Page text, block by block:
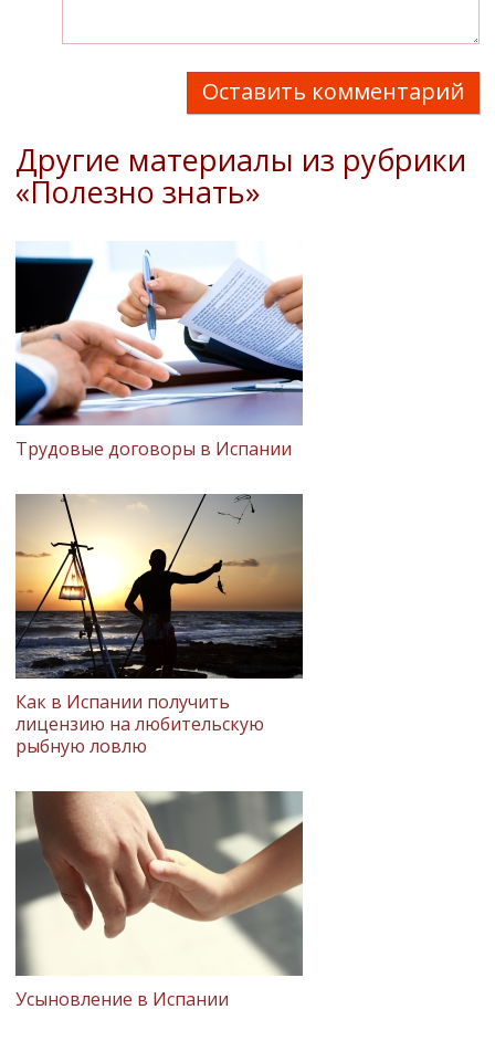
Оставить комментарий
Другие материалы из рубрики
«Полезно знать»
Трудовые договоры в Испании
Как в Испании получить
лицензию на любительскую
рыбную ловлю
Усыновление в Испании